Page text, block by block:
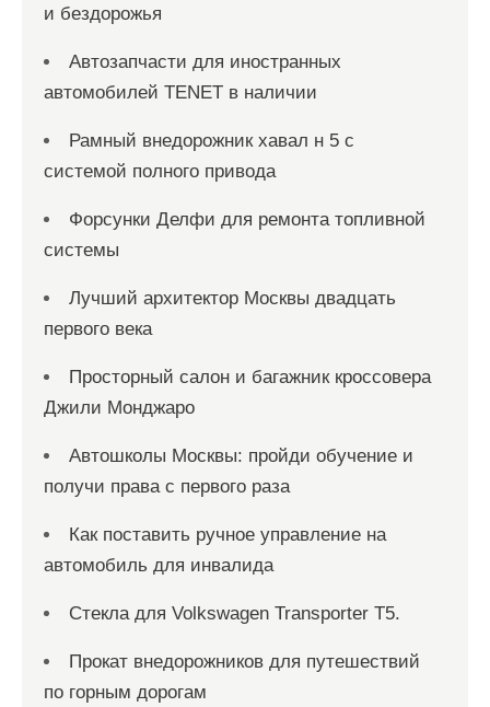
и бездорожья
Автозапчасти для иностранных
автомобилей TENET в наличии
Рамный внедорожник хавал н 5 с
системой полного привода
Форсунки Делфи для ремонта топливной
системы
Лучший архитектор Москвы двадцать
первого века
Просторный салон и багажник кроссовера
Джили Монджаро
Автошколы Москвы: пройди обучение и
получи права с первого раза
Как поставить ручное управление на
автомобиль для инвалида
Стекла для Volkswagen Transporter T5.
Прокат внедорожников для путешествий
по горным дорогам